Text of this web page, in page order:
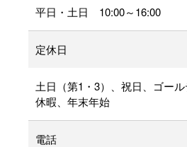
平日・土日 10:00～16:00
定休日
土日（第1・3）、祝日、ゴー
休暇、年末年始
電話